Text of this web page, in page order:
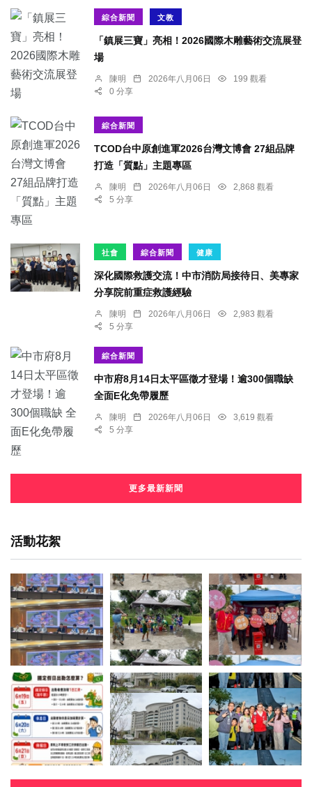
綜合新聞 文教
「鎮展三寶」亮相！2026國際木雕藝術交流展登
場
陳明 2026年八月06日
199 觀看
0 分享
綜合新聞
TCOD台中原創進軍2026台灣文博會 27組品牌
打造「質點」主題專區
陳明 2026年八月06日
2,868 觀看
5 分享
社會 綜合新聞 健康
深化國際救護交流！中市消防局接待日、美專家
分享院前重症救護經驗
陳明 2026年八月06日
2,983 觀看
5 分享
綜合新聞
中市府8月14日太平區徵才登場！逾300個職缺
全面E化免帶履歷
陳明 2026年八月06日
3,619 觀看
5 分享
更多最新新聞
活動花絮